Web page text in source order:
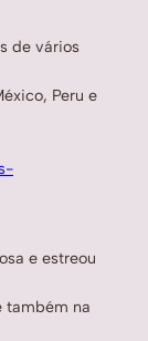
de vários
Peru e
e estreou
também na